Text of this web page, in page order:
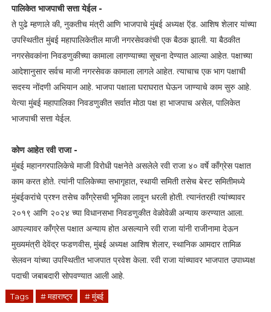
पालिकेत भाजपाची सत्ता येईल -
ते पुढे म्हणाले की, नुकतीच मंत्री आणि भाजपाचे मुंबई अध्यक्ष ऍड. आशिष शेलार यांच्या
उपस्थितीत मुंबई महापालिकेतील माजी नगरसेवकांची एक बैठक झाली. या बैठकीत
नगरसेवकांना निवडणुकीच्या कामाला लागण्याच्या सूचना देण्यात आल्या आहेत. पक्षाच्या
आदेशानुसार सर्वच माजी नगरसेवक कामाला लागले आहेत. त्याचाच एक भाग पक्षाची
सदस्य नोंदणी अभियान आहे. भाजपा पक्षाला घराघरात घेऊन जाण्याचे काम सुरु आहे.
येत्या मुंबई महापालिका निवडणुकीत सर्वात मोठा पक्ष हा भाजपाच असेल, पालिकेत
भाजपाची सत्ता येईल.
कोण आहेत रवी राजा -
मुंबई महानगरपालिकेचे माजी विरोधी पक्षनेते असलेले रवी राजा ४० वर्षे काँग्रेस पक्षात
काम करत होते. त्यांनी पालिकेच्या सभागृहात, स्थायी समिती तसेच बेस्ट समितीमध्ये
मुंबईकरांचे प्रश्न तसेच काँग्रेसची भूमिका लावून धरली होती. त्यानंतरही त्यांच्यावर
२०१९ आणि २०२४ च्या विधानसभा निवडणुकीत वेळोवेळी अन्याय करण्यात आला.
आपल्यावर काँग्रेस पक्षात अन्याय होत असल्याने रवी राजा यांनी राजीनामा देऊन
मुख्यमंत्री देवेंद्र फडणवीस, मुंबई अध्यक्ष आशिष शेलार, स्थानिक आमदार तामिळ
सेलवन यांच्या उपस्थितीत भाजपात प्रवेश केला. रवी राजा यांच्यावर भाजपात उपाध्यक्ष
पदाची जबाबदारी सोपवण्यात आली आहे.
Tags # महाराष्ट्र # मुंबई